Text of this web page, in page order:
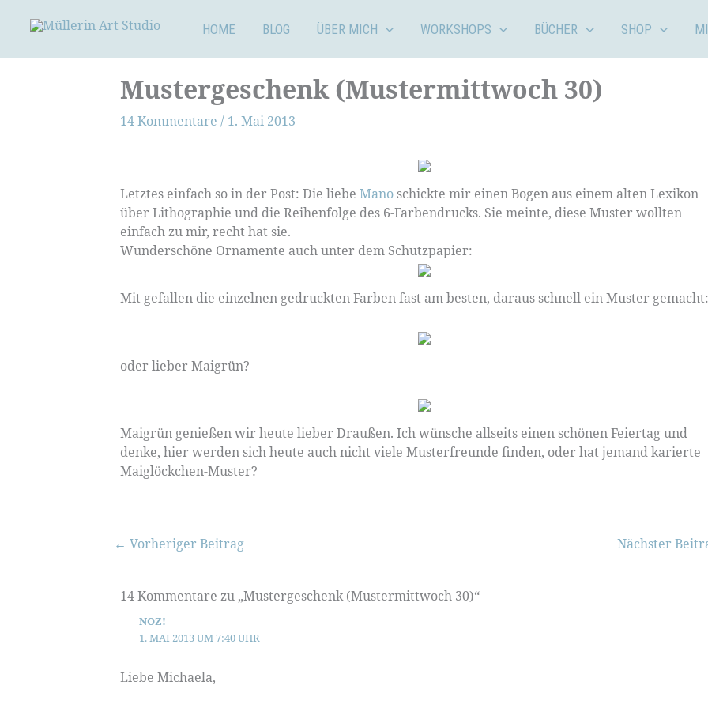
Inhalt
HOME BLOG ÜBER MICH WORKSHOPS BÜCHER SHOP
Mustergeschenk (Mustermittwoch 30)
14 Kommentare / 1. Mai 2013
Letztes einfach so in der Post: Die liebe Manoschickte mir einen Bogen aus einem alten Lexikon
über Lithographie und die Reihenfolge des 6-Farbendrucks. Sie meinte, diese Muster wollten
einfach zu mir, recht hat sie.
Wunderschöne Ornamente auch unter dem Schutzpapier:
Mit gefallen die einzelnen gedruckten Farben fast am besten, daraus schnell ein Muster gemacht:
oder lieber Maigrün?
Maigrün genießen wir heute lieber Draußen. Ich wünsche allseits einen schönen Feiertag und
denke, hier werden sich heute auch nicht viele Musterfreunde finden, oder hat jemand karierte
Maiglöckchen-Muster?
← Vorheriger Beitrag Nächster
14 Kommentare zu „Mustergeschenk (Mustermittwoch 30)“
NOZ!
1. MAI 2013 UM 7:40 UHR
Liebe Michaela,